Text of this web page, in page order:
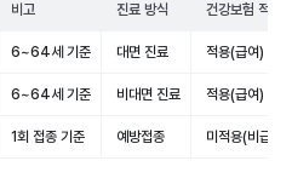
비고 진료 방식 건강보험 적용
6~64세 기준 대면 진료 적용(급여)
6~64세 기준 비대면 진료 적용(급여)
1회 접종 기준 예방접종 미적용(비급여)